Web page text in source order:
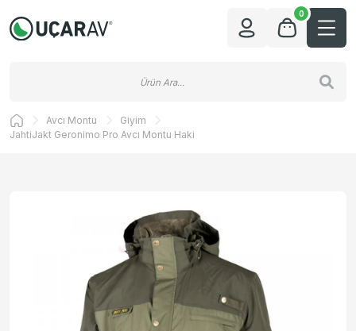
0
Avcı Montu
Giyim
JahtiJakt Geronimo Pro Avcı Montu Haki